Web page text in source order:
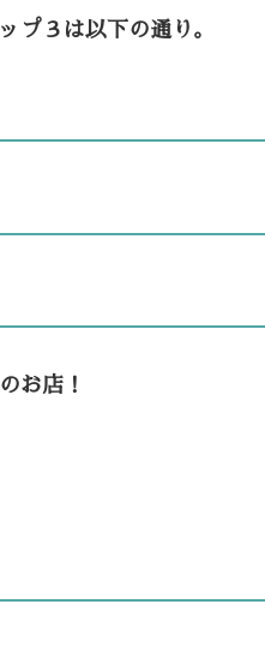
プ３は以下の通り。
お店！